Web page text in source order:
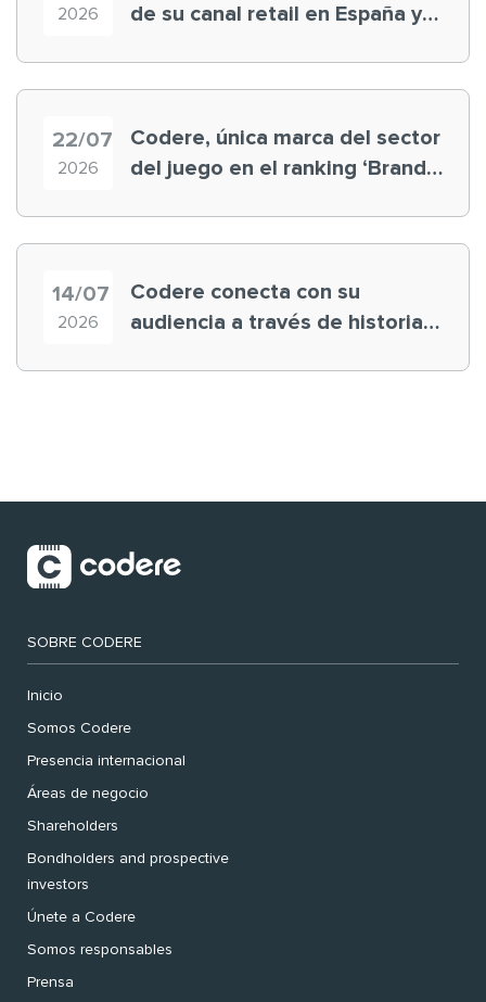
2026
de su canal retail en España y
22/07
2026
Codere, única marca del sector
del juego en el ranking ‘Brand
14/07
2026
Codere conecta con su
audiencia a través de historias
SOBRE CODERE
Inicio
Somos Codere
Presencia internacional
Áreas de negocio
Shareholders
Bondholders and prospective
investors
Únete a Codere
Somos responsables
Prensa